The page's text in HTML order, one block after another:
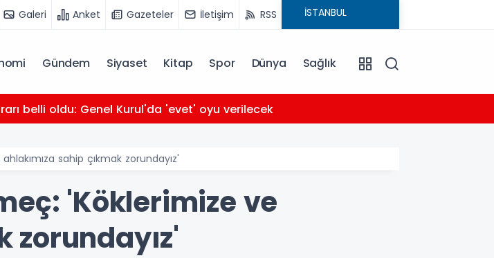
Galeri Anket Gazeteler İletişim RSS
Gündem Siyaset Kitap Spor Dünya Sağlık
belli oldu: Genel Kurul'da 'evet' oyu verilecek
sahip çıkmak zorundayız'
'Köklerimize ve
zorundayız'